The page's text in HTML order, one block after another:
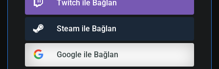
Twitch ile Bağlan
Steam ile Bağlan
Google ile Bağlan